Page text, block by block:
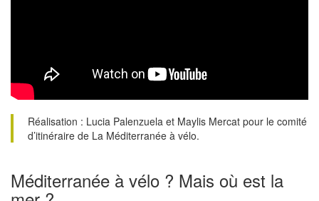
Réalisation : Lucia Palenzuela et Maylis Mercat pour le comité
d’itinéraire de La Méditerranée à vélo.
Méditerranée à vélo ? Mais où est la